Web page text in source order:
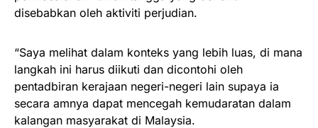
disebabkan oleh aktiviti perjudian.
“Saya melihat dalam konteks yang lebih luas, di mana
langkah ini harus diikuti dan dicontohi oleh
pentadbiran kerajaan negeri-negeri lain supaya ia
secara amnya dapat mencegah kemudaratan dalam
kalangan masyarakat di Malaysia.